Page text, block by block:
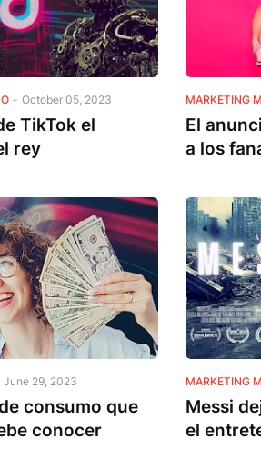
- October 05, 2023
TikTok el
rey
MARKETING
El
a los
June 29, 2023
consumo que
conocer
MARKETING
Messi
el